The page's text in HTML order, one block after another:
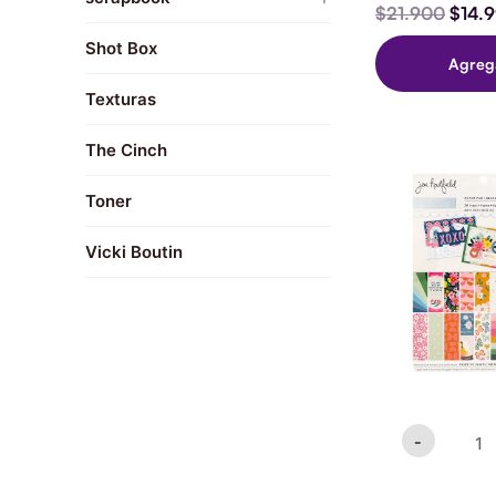
Embellishment
Shot Box
Texturas
The Cinch
Toner
Vicki Boutin
$21.900 $
-
-
-
6
x
8
Paper
Pad
precio
era: